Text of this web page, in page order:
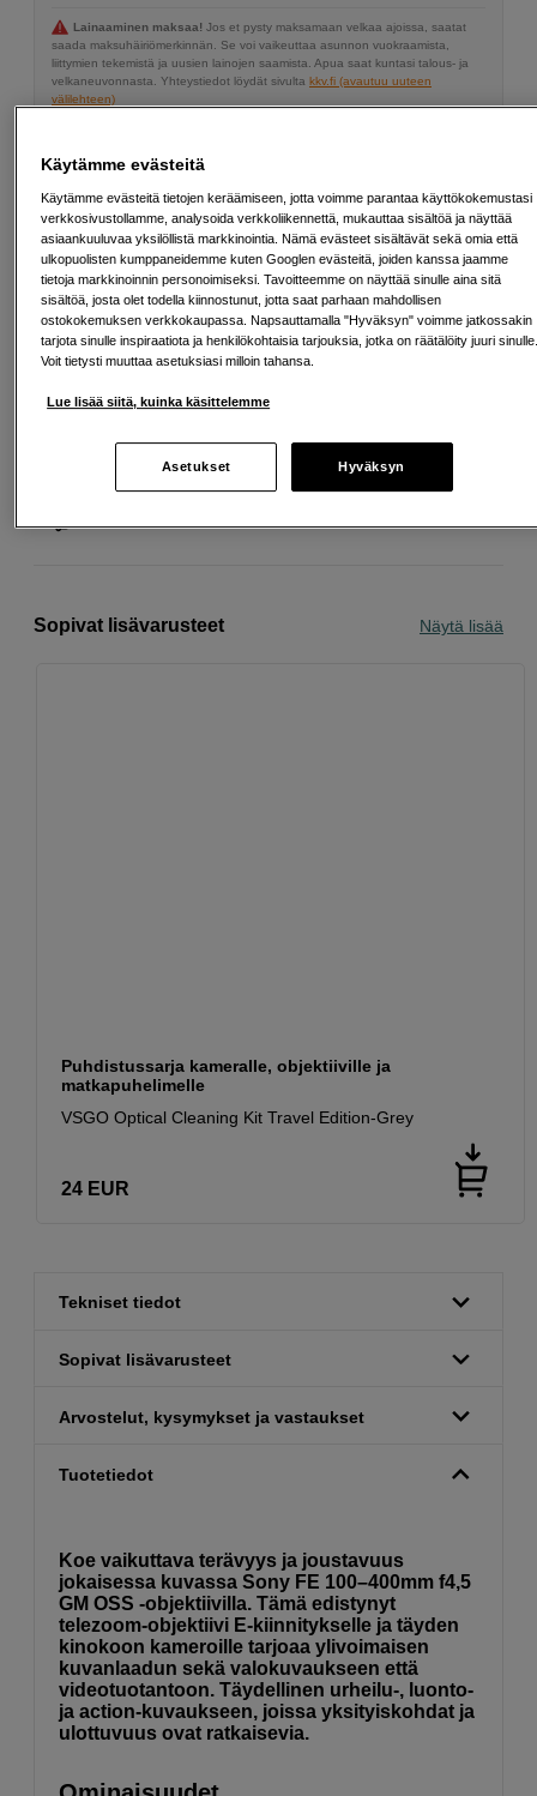
Lainaaminen maksaa! Jos et pysty maksamaan velkaa ajoissa, saatat
saada maksuhäiriömerkinnän. Se voi vaikeuttaa asunnon vuokraamista,
liittymien tekemistä ja uusien lainojen saamista. Apua saat kuntasi talous- ja
velkaneuvonnasta. Yhteystiedot löydät sivulta kkv.fi (avautuu uuteen
välilehteen)
200 € alennus telejatkeesta
Saat nyt 200 € alennuksen telejatkeesta (Sony
SEL20TC tai SEL14TC), kun ostat tämän
objektiivin. Tarjous on voimassa 30.9.2026 asti.
Enintään yksi alennettu tuote ostosta kohden.
Lue lisää
Osta nyt ja maksa myöhemmin
Sopivat lisävarusteet Näytä lisää
Puhdistussarja kameralle, objektiiville ja
matkapuhelimelle
VSGO Optical Cleaning Kit Travel Edition-Grey
24 EUR
Tekniset tiedot
Sopivat lisävarusteet
Arvostelut, kysymykset ja vastaukset
Tuotetiedot
Koe vaikuttava terävyys ja joustavuus
jokaisessa kuvassa Sony FE 100–400mm f4,5
GM OSS -objektiivilla. Tämä edistynyt
telezoom-objektiivi E-kiinnitykselle ja täyden
kinokoon kameroille tarjoaa ylivoimaisen
kuvanlaadun sekä valokuvaukseen että
videotuotantoon. Täydellinen urheilu-, luonto-
ja action-kuvaukseen, joissa yksityiskohdat ja
ulottuvuus ovat ratkaisevia.
Käytämme evästeitä
Käytämme evästeitä tietojen keräämiseen, jotta voimme parantaa käyttökokemustasi
verkkosivustollamme, analysoida verkkoliikennettä, mukauttaa sisältöä ja näyttää
asiaankuuluvaa yksilöllistä markkinointia. Nämä evästeet sisältävät sekä omia että
ulkopuolisten kumppaneidemme kuten Googlen evästeitä, joiden kanssa jaamme
tietoja markkinoinnin personoimiseksi. Tavoitteemme on näyttää sinulle aina sitä
sisältöä, josta olet todella kiinnostunut, jotta saat parhaan mahdollisen
ostokokemuksen verkkokaupassa. Napsauttamalla "Hyväksyn" voimme jatkossakin
tarjota sinulle inspiraatiota ja henkilökohtaisia tarjouksia, jotka on räätälöity juuri
Voit tietysti muuttaa asetuksiasi milloin tahansa.
Lue lisää siitä, kuinka käsittelemme
Asetukset Hyväksyn